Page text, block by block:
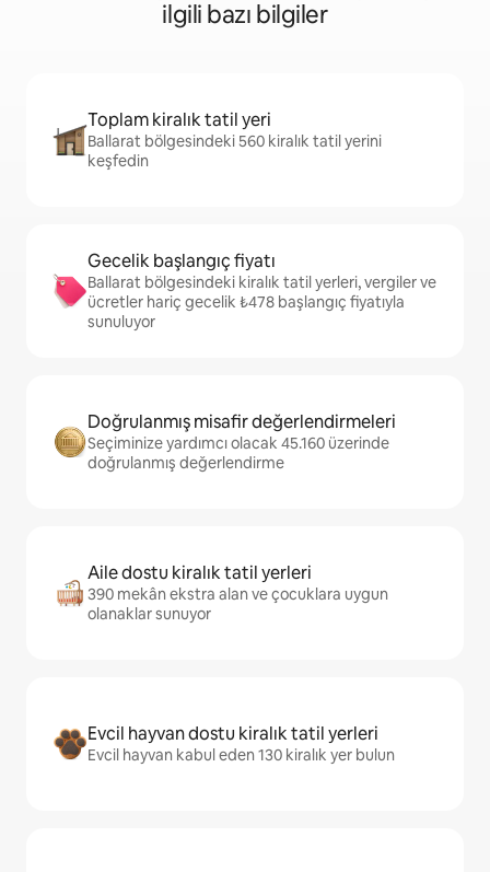
ilgili bazı bilgiler
Toplam kiralık tatil yeri
Ballarat bölgesindeki 560 kiralık tatil yerini
keşfedin
Gecelik başlangıç fiyatı
Ballarat bölgesindeki kiralık tatil yerleri, vergiler ve
ücretler hariç gecelik ₺478 başlangıç fiyatıyla
sunuluyor
Doğrulanmış misafir değerlendirmeleri
Seçiminize yardımcı olacak 45.160 üzerinde
doğrulanmış değerlendirme
Aile dostu kiralık tatil yerleri
390 mekân ekstra alan ve çocuklara uygun
olanaklar sunuyor
Evcil hayvan dostu kiralık tatil yerleri
Evcil hayvan kabul eden 130 kiralık yer bulun